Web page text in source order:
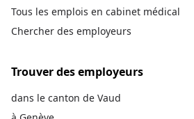
Tous les emplois en cabinet médical
Chercher des employeurs
Trouver des employeurs
dans le canton de Vaud